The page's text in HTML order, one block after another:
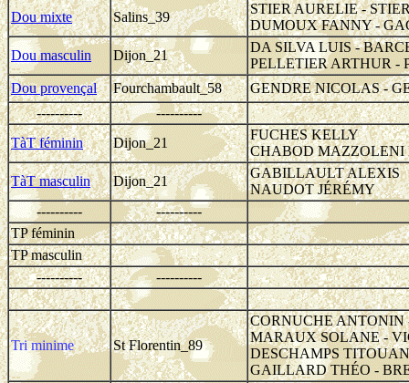
Dou mixte
Salins_39
STIER AURELIE -
DUMOUX FANNY -
Dou masculin
Dijon_21
DA SILVA LUIS -
PELLETIER ARTHUR -
Dou provençal
Fourchambault_58
GENDRE NICOLAS -
----------
----------
TàT féminin
Dijon_21
FUCHES KELLY
CHABOD MAZZOLENI
TàT masculin
Dijon_21
GABILLAULT ALEXIS
NAUDOT JÉRÉMY
----------
----------
TP féminin
TP masculin
----------
----------
Tri minime St Florentin_89
CORNUCHE ANTONIN
MARAUX SOLANE -
DESCHAMPS
GAILLARD THÉO -